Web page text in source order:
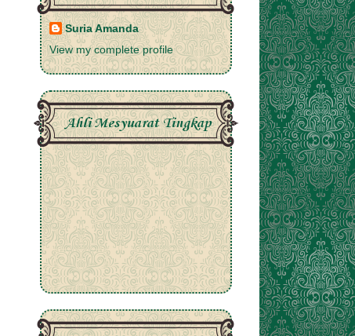
Suria Amanda
View my complete profile
Ahli Mesyuarat Tingkap